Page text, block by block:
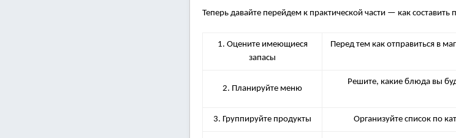
Теперь давайте перейдем к практической части — как
1. Оцените имеющиеся
запасы
Перед тем как отправиться в
2. Планируйте меню
Решите, какие блюда вы
3. Группируйте продукты Организуйте список по